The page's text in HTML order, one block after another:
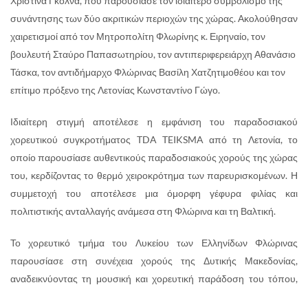
συνάντησης των δύο ακριτικών περιοχών της χώρας. Ακολούθησαν
χαιρετισμοί από τον Μητροπολίτη Φλωρίνης κ. Ειρηναίο, τον
βουλευτή Σταύρο Παπασωτηρίου, τον αντιπεριφερειάρχη Αθανάσιο
Τάσκα, τον αντιδήμαρχο Φλώρινας Βασίλη Χατζητιμοθέου και τον
επίτιμο πρόξενο της Λετονίας Κωνσταντίνο Γώγο.
Ιδιαίτερη στιγμή αποτέλεσε η εμφάνιση του παραδοσιακού
χορευτικού συγκροτήματος TDA TEIKSMA από τη Λετονία, το
οποίο παρουσίασε αυθεντικούς παραδοσιακούς χορούς της χώρας
του, κερδίζοντας το θερμό χειροκρότημα των παρευρισκομένων. Η
συμμετοχή του αποτέλεσε μια όμορφη γέφυρα φιλίας και
πολιτιστικής ανταλλαγής ανάμεσα στη Φλώρινα και τη Βαλτική.
Το χορευτικό τμήμα του Λυκείου των Ελληνίδων Φλώρινας
παρουσίασε στη συνέχεια χορούς της Δυτικής Μακεδονίας,
αναδεικνύοντας τη μουσική και χορευτική παράδοση του τόπου,